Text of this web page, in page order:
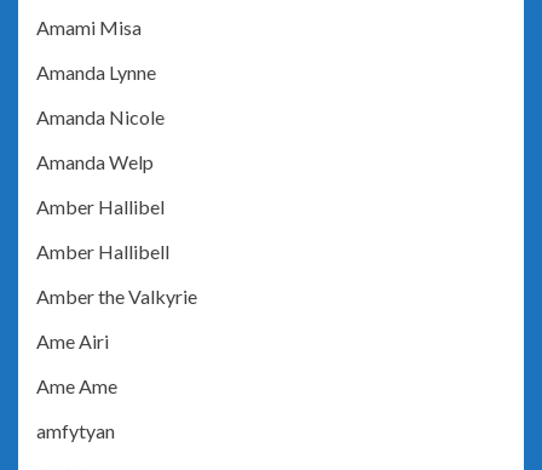
Amami Misa
Amanda Lynne
Amanda Nicole
Amanda Welp
Amber Hallibel
Amber Hallibell
Amber the Valkyrie
Ame Airi
Ame Ame
amfytyan